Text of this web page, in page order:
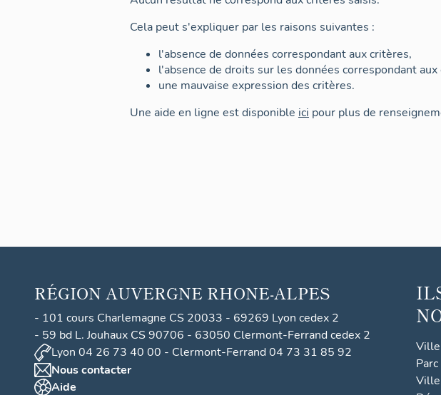
Cela peut s'expliquer par les raisons suivantes :
l'absence de données correspondant aux critères,
l'absence de droits sur les données correspondant
une mauvaise expression des critères.
Une aide en ligne est disponible ici pour plus de
RÉGION AUVERGNE RHONE-ALPES
- 101 cours Charlemagne CS 20033 - 69269 Lyon cedex 2
- 59 bd L. Jouhaux CS 90706 - 63050 Clermont-Ferrand cedex 2
Lyon 04 26 73 40 00 - Clermont-Ferrand 04 73 31 85 92
Nous contacter
Aide
Ville